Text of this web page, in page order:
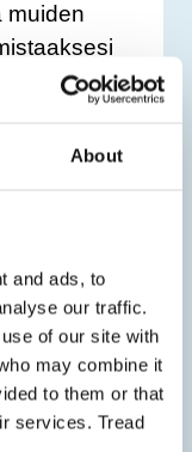
About
and ads, to
our traffic.
of our site with
may combine it
to them or that
services. Tread
muiden
asti.
ja